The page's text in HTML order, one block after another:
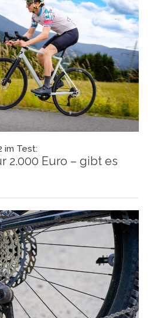
im Test:
2.000 Euro – gibt es